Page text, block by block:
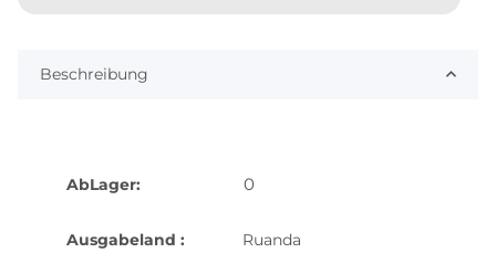
Beschreibung
AbLager: 0
Ausgabeland : Ruanda